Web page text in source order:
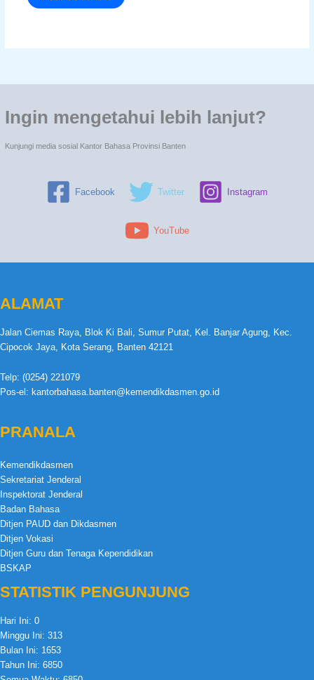
Ingin mengetahui lebih lanjut?
Kunjungi media sosial Kantor Bahasa Provinsi Banten
Facebook Twitter Instagram
YouTube
ALAMAT
Jalan Ciemas Raya, Blok Ki Bali, Sumur Putat, Kel. Banjar Agung, Kec.
Cipocok Jaya, Kota Serang, Banten 42121
Telp: (0254) 221079
Pos-el: kantorbahasa.banten@kemendikdasmen.go.id
PRANALA
Kemendikdasmen
Sekretariat Jenderal
Inspektorat Jenderal
Badan Bahasa
Ditjen PAUD dan Dikdasmen
Ditjen Vokasi
Ditjen Guru dan Tenaga Kependidikan
BSKAP
STATISTIK PENGUNJUNG
Hari Ini: 0
Minggu Ini: 313
Bulan Ini: 1653
Tahun Ini: 6850